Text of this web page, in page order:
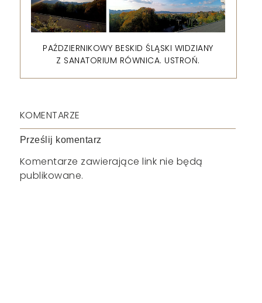
PAŹDZIERNIKOWY BESKID ŚLĄSKI WIDZIANY
Z SANATORIUM RÓWNICA. USTROŃ.
KOMENTARZE
Prześlij komentarz
Komentarze zawierające link nie będą
publikowane.